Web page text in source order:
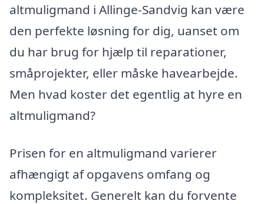
altmuligmand i Allinge-Sandvig kan være
den perfekte løsning for dig, uanset om
du har brug for hjælp til reparationer,
småprojekter, eller måske havearbejde.
Men hvad koster det egentlig at hyre en
altmuligmand?
Prisen for en altmuligmand varierer
afhængigt af opgavens omfang og
kompleksitet. Generelt kan du forvente